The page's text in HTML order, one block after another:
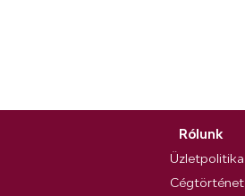
Rólunk
Üzletpolitika
Cégtörténet